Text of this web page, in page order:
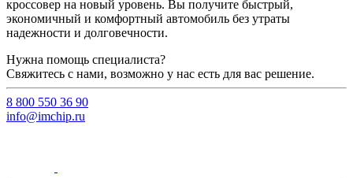
кроссовер на новый уровень. Вы получите быстрый,
экономичный и комфортный автомобиль без утраты
надежности и долговечности.
Нужна помощь специалиста?
Свяжитесь с нами, возможно у нас есть для вас решение.
8 800 550 36 90
info@imchip.ru